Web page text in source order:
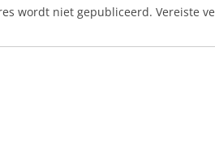
wordt niet gepubliceerd. Vereiste